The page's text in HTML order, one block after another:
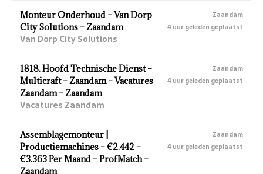
Monteur Onderhoud – Van Dorp
City Solutions – Zaandam
Van Dorp City Solutions
Zaandam
4 uur geleden geplaatst
1818. Hoofd Technische Dienst –
Multicraft – Zaandam – Vacatures
Zaandam – Zaandam
Vacatures Zaandam
Zaandam
4 uur geleden geplaatst
Assemblagemonteur |
Productiemachines – €2.442 –
€3.363 Per Maand – ProfMatch –
Zaandam
Zaandam
4 uur geleden geplaatst